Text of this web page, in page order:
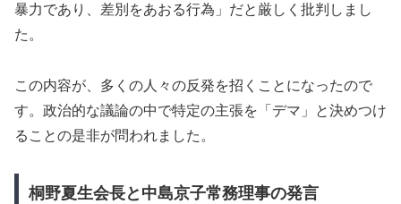
暴力であり、差別をあおる行為」だと厳しく批判しまし
た。
この内容が、多くの人々の反発を招くことになったので
す。政治的な議論の中で特定の主張を「デマ」と決めつけ
ることの是非が問われました。
桐野夏生会長と中島京子常務理事の発言